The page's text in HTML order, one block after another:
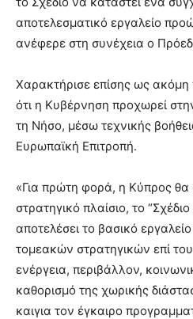
αποτελεσματικό εργαλείο
ανέφερε στη συνέχεια ο
Χαρακτήρισε επίσης ως ακόμη
ότι η Κυβέρνηση προχωρεί
τη Νήσο, μέσω τεχνικής
Ευρωπαϊκή Επιτροπή.
«Για πρώτη φορά, η Κύπρος θα
στρατηγικό πλαίσιο, το
αποτελέσει το βασικό
τομεακών στρατηγικών επί
ενέργεια, περιβάλλον,
καθορισμό της χωρικής
καιγια τον έγκαιρο